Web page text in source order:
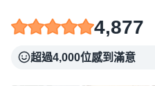
4,877
超過4,000位感到滿意